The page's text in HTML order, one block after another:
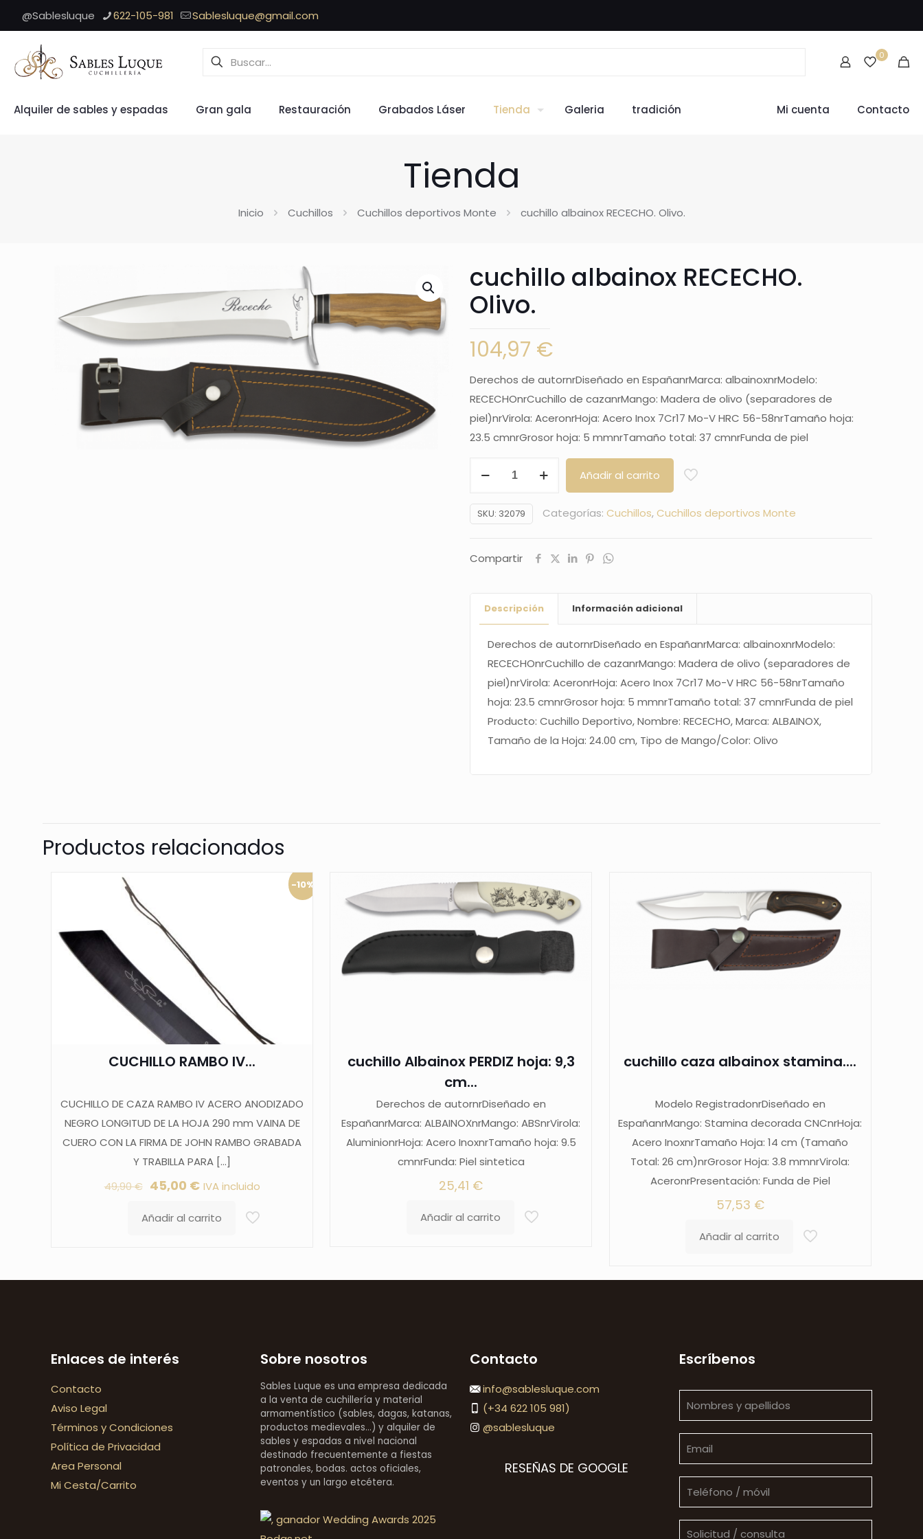
@Sablesluque 622-105-981 Sablesluque@gmail.com
0
Alquiler de sables y espadas Gran gala Restauración Grabados Láser Tienda Galeria tradición Mi cuenta Contacto
Tienda
Inicio Cuchillos Cuchillos deportivos Monte cuchillo albainox RECECHO. Olivo.
cuchillo albainox RECECHO.
Olivo.
104,97 €
Derechos de autornrDiseñado en EspañanrMarca: albainoxnrModelo:
RECECHOnrCuchillo de cazanrMango: Madera de olivo (separadores de
piel)nrVirola: AceronrHoja: Acero Inox 7Cr17 Mo-V HRC 56-58nrTamaño hoja:
23.5 cmnrGrosor hoja: 5 mmnrTamaño total: 37 cmnrFunda de piel
RECECHO.
Olivo.
Añadir al carrito
SKU: 32079 Categorías: Cuchillos,Cuchillos deportivos Monte
Compartir
Descripción Información adicional
Derechos de autornrDiseñado en EspañanrMarca: albainoxnrModelo:
RECECHOnrCuchillo de cazanrMango: Madera de olivo (separadores de
piel)nrVirola: AceronrHoja: Acero Inox 7Cr17 Mo-V HRC 56-58nrTamaño
hoja: 23.5 cmnrGrosor hoja: 5 mmnrTamaño total: 37 cmnrFunda de piel
Producto: Cuchillo Deportivo, Nombre: RECECHO, Marca: ALBAINOX,
Tamaño de la Hoja: 24.00 cm, Tipo de Mango/Color: Olivo
Productos relacionados
-10%
CUCHILLO RAMBO IV...
CUCHILLO DE CAZA RAMBO IV ACERO ANODIZADO
NEGRO LONGITUD DE LA HOJA 290 mm VAINA DE
CUERO CON LA FIRMA DE JOHN RAMBO GRABADA
Y TRABILLA PARA […]
49,90€ El
original
45,00 €El
actual
IVA incluido
Añadir al carrito
cuchillo Albainox PERDIZ hoja: 9,3
cm...
Derechos de autornrDiseñado en
EspañanrMarca: ALBAINOXnrMango: ABSnrVirola:
AluminionrHoja: Acero InoxnrTamaño hoja: 9.5
cmnrFunda: Piel sintetica
25,41 €
Añadir al carrito
cuchillo caza albainox stamina....
Modelo RegistradonrDiseñado en
EspañanrMango: Stamina decorada CNCnrHoja:
Acero InoxnrTamaño Hoja: 14 cm (Tamaño
Total: 26 cm)nrGrosor Hoja: 3.8 mmnrVirola:
AceronrPresentación: Funda de Piel
57,53 €
Añadir al carrito
Enlaces de interés
Contacto
Aviso Legal
Términos y Condiciones
Política de Privacidad
Area Personal
Mi Cesta/Carrito
Sobre nosotros
Sables Luque es una empresa dedicada
a la venta de cuchillería y material
armamentístico (sables, dagas, katanas,
productos medievales...) y alquiler de
sables y espadas a nivel nacional
destinado frecuentemente a fiestas
patronales, bodas. actos oficiales,
eventos y un largo etcétera.
Contacto
info@sablesluque.com
(+34 622 105 981)
@sablesluque
RESEÑAS DE GOOGLE
Escríbenos